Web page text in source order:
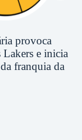
provoca
Lakers e inicia
franquia da